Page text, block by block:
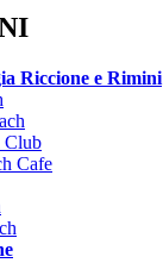
Riccione e Rimini
Club
Cafe